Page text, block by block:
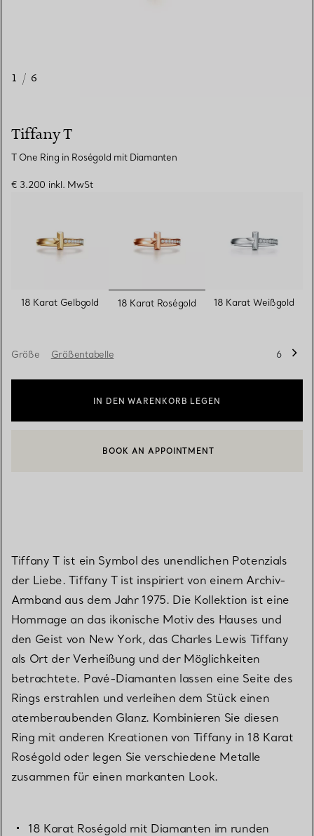
1 / 6
Tiffany T
T One Ring in Roségold mit Diamanten
€ 3.200 inkl. MwSt
18 Karat Gelbgold ausgewählt
18 Karat Roségold 18 Karat Weißgold
Größe Größentabelle 6
IN DEN WARENKORB LEGEN
EINEN KUNDENBERATER KONTAKTIEREN ODER EINEN
BOOK AN APPOINTMENT
Tiffany T ist ein Symbol des unendlichen Potenzials
der Liebe. Tiffany T ist inspiriert von einem Archiv-
Armband aus dem Jahr 1975. Die Kollektion ist eine
Hommage an das ikonische Motiv des Hauses und
den Geist von New York, das Charles Lewis Tiffany
als Ort der Verheißung und der Möglichkeiten
betrachtete. Pavé-Diamanten lassen eine Seite des
Rings erstrahlen und verleihen dem Stück einen
atemberaubenden Glanz. Kombinieren Sie diesen
Ring mit anderen Kreationen von Tiffany in 18 Karat
Roségold oder legen Sie verschiedene Metalle
zusammen für einen markanten Look.
18 Karat Roségold mit Diamanten im runden